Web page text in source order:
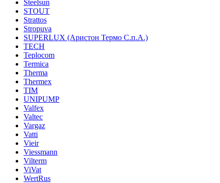
Steelsun
STOUT
Strattos
Stropuva
SUPERLUX (Аристон Термо С.п.А.)
TECH
Teplocom
Termica
Therma
Thermex
TIM
UNIPUMP
Valfex
Valtec
Vargaz
Vatti
Vieir
Viessmann
Vilterm
ViVat
WertRus